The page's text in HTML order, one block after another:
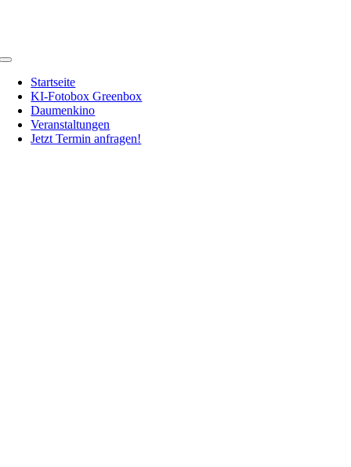
Toggle
NavigationStartseite
KI-Fotobox Greenbox
Daumenkino
Veranstaltungen
Jetzt Termin anfragen!